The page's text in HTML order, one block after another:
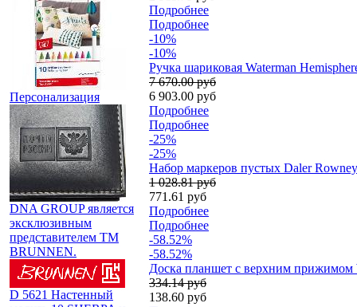
Персонализация
DNA GROUP является
эксклюзивным
представителем TM
BRUNNEN.
D 5621 Настенный
Подробнее
Подробнее
-10%
-10%
Ручка шариковая Waterman
7 670.00 руб
6 903.00 руб
Подробнее
Подробнее
-25%
-25%
Набор маркеров пустых Daler
1 028.81 руб
771.61 руб
Подробнее
Подробнее
-58.52%
-58.52%
Доска планшет с верхним прижимом
334.14 руб
138.60 руб